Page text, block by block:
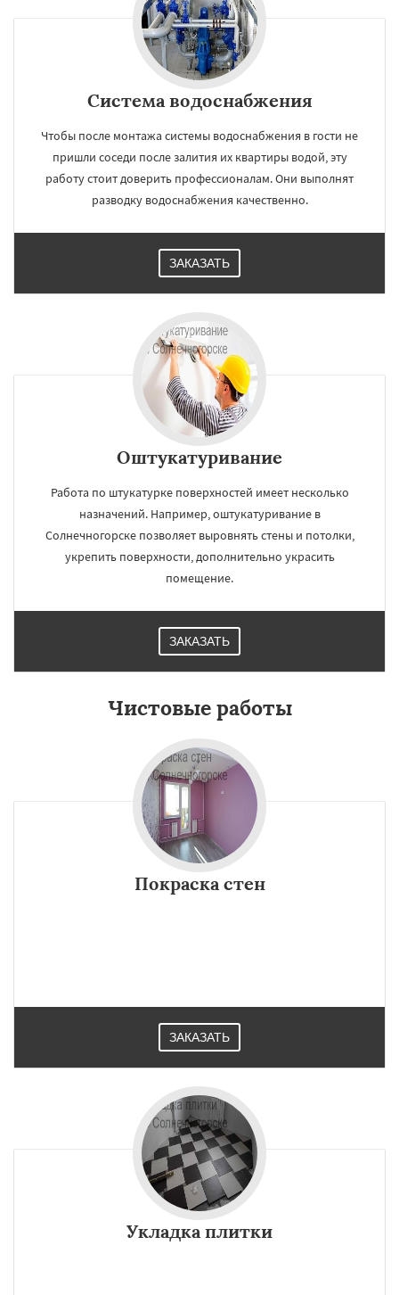
Система водоснабжения
Чтобы после монтажа системы водоснабжения в гости не
пришли соседи после залития их квартиры водой, эту
работу стоит доверить профессионалам. Они выполнят
разводку водоснабжения качественно.
ЗАКАЗАТЬ
Оштукатуривание
Работа по штукатурке поверхностей имеет несколько
назначений. Например, оштукатуривание в
Солнечногорске позволяет выровнять стены и потолки,
укрепить поверхности, дополнительно украсить
помещение.
ЗАКАЗАТЬ
Чистовые работы
Покраска стен
ЗАКАЗАТЬ
Укладка плитки